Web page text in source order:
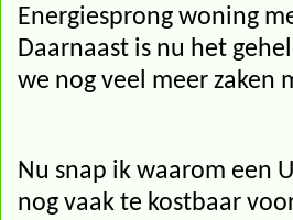
Energiesprong woning
Daarnaast is nu het
we nog veel meer zaken
Nu snap ik waarom een
nog vaak te kostbaar